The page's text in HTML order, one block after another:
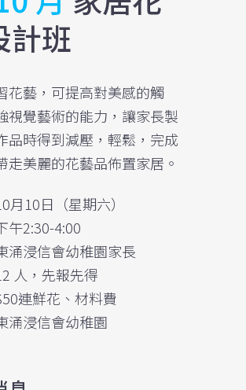
計班
花藝，可提高對美感的觸
視覺藝術的能力，讓家長製
品時得到減壓，輕鬆，完成
走美麗的花藝品佈置家居。
月10日（星期六）
午2:30-4:00
涌浸信會幼稚園家長
人，先報先得
連鮮花、材料費
涌浸信會幼稚園